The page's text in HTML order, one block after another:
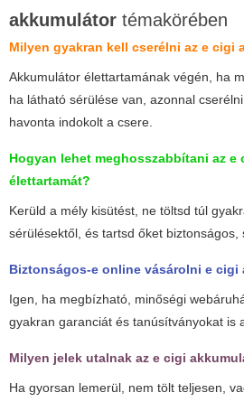
akkumulátor témakörében
Milyen gyakran kell cserélni az e cigi
Akkumulátor élettartamának végén, ha
ha látható sérülése van, azonnal
havonta indokolt a csere.
Hogyan lehet meghosszabbítani az e
élettartamát?
Kerüld a mély kisütést, ne töltsd túl
sérülésektől, és tartsd őket biztonságos,
Biztonságos-e online vásárolni e cigi
Igen, ha megbízható, minőségi
gyakran garanciát és tanúsítványokat is
Milyen jelek utalnak az e cigi
Ha gyorsan lemerül, nem tölt teljesen,